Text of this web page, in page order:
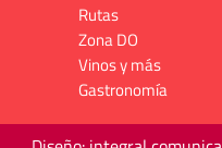
Rutas
Zona DO
Vinos y más
Gastronomía